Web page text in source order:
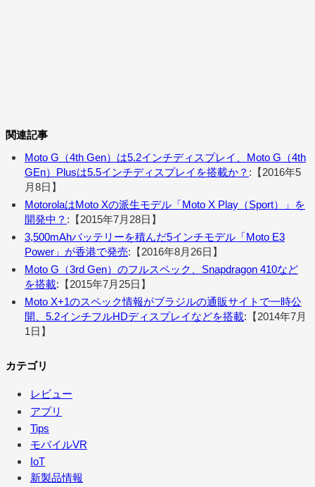
関連記事
Moto G（4th Gen）は5.2インチディスプレイ、Moto G（4th
GEn）Plusは5.5インチディスプレイを搭載か？ :【2016年5
月8日】
MotorolaはMoto Xの派生モデル「Moto X Play（Sport）」を
開発中？ :【2015年7月28日】
3,500mAhバッテリーを積んだ5インチモデル「Moto E3
Power」が香港で発売:【2016年8月26日】
Moto G（3rd Gen）のフルスペック、Snapdragon 410など
を搭載:【2015年7月25日】
Moto X+1のスペック情報がブラジルの通販サイトで一時公
開、5.2インチフルHDディスプレイなどを搭載:【2014年7月
1日】
カテゴリ
レビュー
アプリ
Tips
モバイルVR
IoT
新製品情報